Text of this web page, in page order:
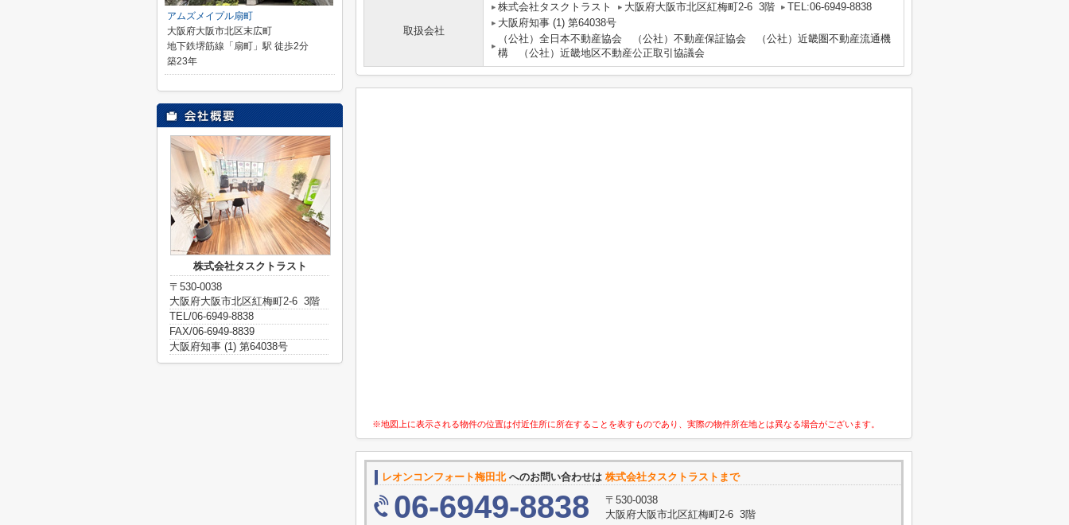
取扱会社
株式会社タスクトラスト 大阪府大阪市北区紅梅町2-6 3階
TEL:06-6949-8838
大阪府知事 (1) 第64038号
（公社）全日本不動産協会 （公社）不動産保証協会 （公社）近畿圏不動産流通機
構 （公社）近畿地区不動産公正取引協議会
※地図上に表示される物件の位置は付近住所に所在することを表すものであり、実際の物件所在地とは異なる場合がございます。
レオンコンフォート梅田北へのお問い合わせは 株式会社タスクトラストまで
06-6949-8838
〒530-0038
大阪府大阪市北区紅梅町2-6 3階
アムズメイプル扇町
大阪府大阪市北区末広町
地下鉄堺筋線「扇町」駅 徒歩2分
築23年
株式会社タスクトラスト
〒530-0038
大阪府大阪市北区紅梅町2-6 3階
TEL/06-6949-8838
FAX/06-6949-8839
大阪府知事 (1) 第64038号